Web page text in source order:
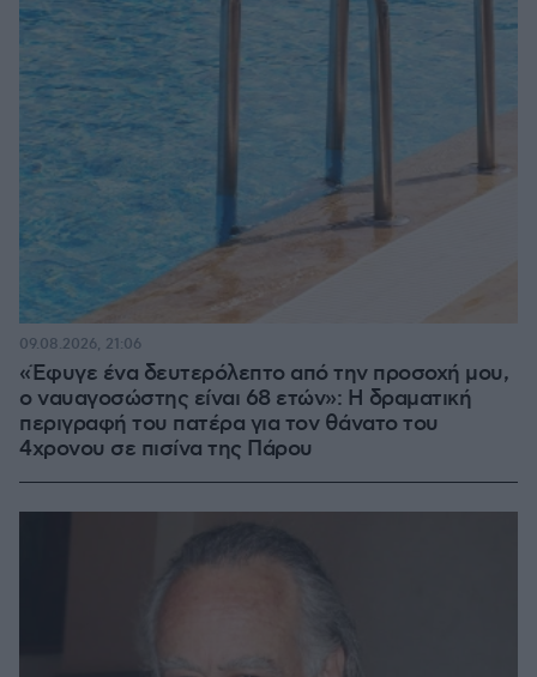
«Έφυγε ένα δευτερόλεπτο από την προσοχή μου,
ο ναυαγοσώστης είναι 68 ετών»: Η δραματική
περιγραφή του πατέρα για τον θάνατο του
4χρονου σε πισίνα της Πάρου
09.08.2026, 21:06